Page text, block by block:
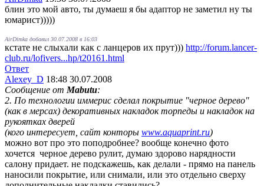
блин это мой авто, ты думаеш я бы адаптор не заметил ну ты
юмарист)))))
AirDimka добавил 30.07.2008 в 16:03
кстате не слыхали как с ланцеров их прут))) http://forum.lancer-
club.ru/lofivers...hp/t20161.html
Ответ
Alexey_D 18:48 30.07.2008
Сообщение от Mabutu:
2. По технологии иммерис сделал покрытие "черное дерево"
(как в мерсах) декоративных накладок торпеды и накладок на
рукоятках дверей
(кого интересует, сайт конторы www.aquaprint.ru)
можно вот про это поподробнее? вообще конечно фото
хочется черное дерево рулит, думаю здорово нарядности
салону придает. не подскажешь, как делали - прямо на панель
наносили покрытие, или снимали, или это отдельно сверху